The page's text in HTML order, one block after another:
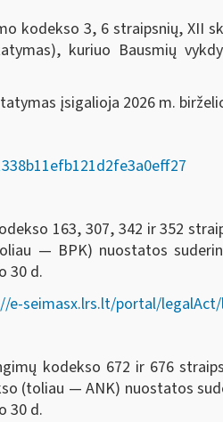
3, 6 straipsnių, XII
kuriuo Bausmių
įsigalioja 2026 m.
163, 307, 342 ir 352
— BPK) nuostatos
30 d.
e-seimasx.lrs.lt/portal/
kodekso 672 ir 676
(toliau — ANK) nuostatos
30 d.